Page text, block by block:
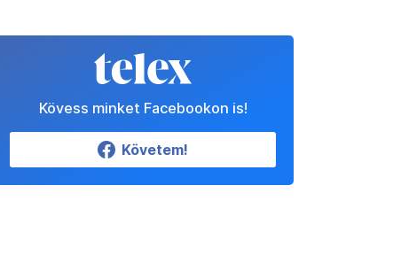
Kövess minket Facebookon is!
Követem!